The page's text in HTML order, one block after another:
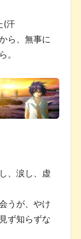
(汗
ら、無事に
。
、涙し、虚
うが、やけ
ず知らずな